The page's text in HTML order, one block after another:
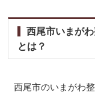
西尾市いまが
とは？
西尾市のいまがわ